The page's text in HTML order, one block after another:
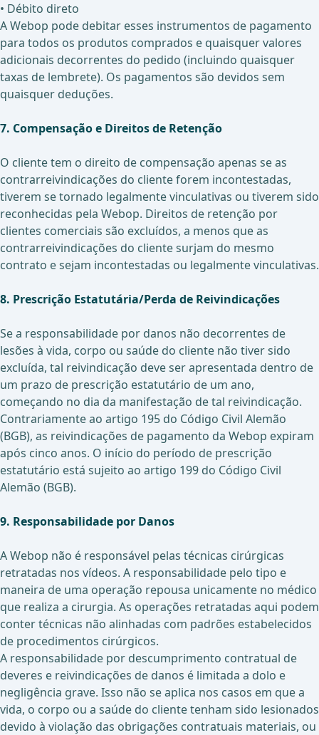
• Débito direto
A Webop pode debitar esses instrumentos de pagamento
para todos os produtos comprados e quaisquer valores
adicionais decorrentes do pedido (incluindo quaisquer
taxas de lembrete). Os pagamentos são devidos sem
quaisquer deduções.
7. Compensação e Direitos de Retenção
O cliente tem o direito de compensação apenas se as
contrarreivindicações do cliente forem incontestadas,
tiverem se tornado legalmente vinculativas ou tiverem sido
reconhecidas pela Webop. Direitos de retenção por
clientes comerciais são excluídos, a menos que as
contrarreivindicações do cliente surjam do mesmo
contrato e sejam incontestadas ou legalmente vinculativas.
8. Prescrição Estatutária/Perda de Reivindicações
Se a responsabilidade por danos não decorrentes de
lesões à vida, corpo ou saúde do cliente não tiver sido
excluída, tal reivindicação deve ser apresentada dentro de
um prazo de prescrição estatutário de um ano,
começando no dia da manifestação de tal reivindicação.
Contrariamente ao artigo 195 do Código Civil Alemão
(BGB), as reivindicações de pagamento da Webop expiram
após cinco anos. O início do período de prescrição
estatutário está sujeito ao artigo 199 do Código Civil
Alemão (BGB).
9. Responsabilidade por Danos
A Webop não é responsável pelas técnicas cirúrgicas
retratadas nos vídeos. A responsabilidade pelo tipo e
maneira de uma operação repousa unicamente no médico
que realiza a cirurgia. As operações retratadas aqui podem
conter técnicas não alinhadas com padrões estabelecidos
de procedimentos cirúrgicos.
A responsabilidade por descumprimento contratual de
deveres e reivindicações de danos é limitada a dolo e
negligência grave. Isso não se aplica nos casos em que a
vida, o corpo ou a saúde do cliente tenham sido lesionados
devido à violação das obrigações contratuais materiais, ou